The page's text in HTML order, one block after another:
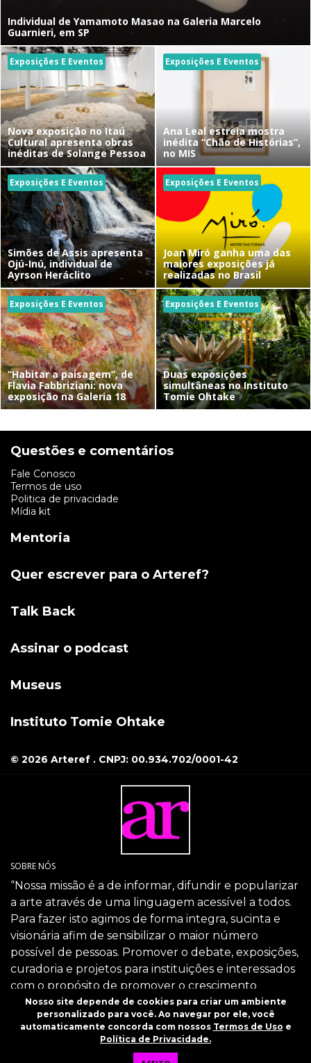
Individual de Yamamoto Masao na Galeria Marcelo
Guarnieri, em SP
Exposições E Eventos
Nova exposição no Itaú
Cultural apresenta obras
inéditas de Solange Pessoa
Exposições E Eventos
Ana Leal estreia mostra
inédita “Chão de Histórias”,
no MIS
Exposições E Eventos
Simões de Assis apresenta
Ojú-Inú, individual de
Ayrson Heráclito
Exposições E Eventos
Joan Miró ganha uma das
maiores exposições já
realizadas no Brasil
Exposições E Eventos
“Habitar a paisagem”, de
Flavia Fabbriziani: nova
exposição na Galeria 18
Exposições E Eventos
Duas exposições
simultâneas no Instituto
Tomie Ohtake
Questões e comentários
Fale Conosco
Termos de uso
Politica de privacidade
Mídia kit
Mentoria
Quer escrever para o Arteref?
Talk Back
Assinar o podcast
Museus
Instituto Tomie Ohtake
© 2026 Arteref . CNPJ: 00.934.702/0001-42
SOBRE NÓS
“Nossa missão é a de informar, difundir e popularizar
a arte através de uma linguagem acessível a todos.
Para fazer isto agimos de forma integra, sucinta e
visionária afim de sensibilizar o maior número
possível de pessoas. Promover o debate, exposições,
curadoria e projetos para instituições e interessados
com o propósito de promover o crescimento
intelectual da sociedade através da arte.”
SIGA-NOS
Nosso site depende de cookies para criar um ambiente
personalizado para você. Ao navegar por ele, você
automaticamente concorda com nossos Termos de Uso e
Política de Privacidade.